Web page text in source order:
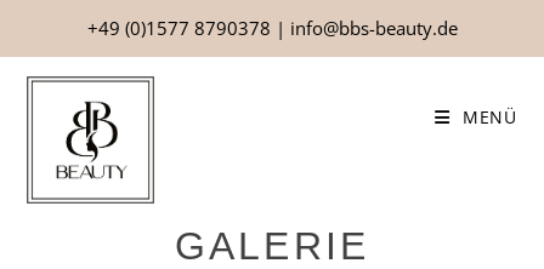
+49 (0)1577 8790378 | info@bbs-beauty.de
MENÜ
GALERIE